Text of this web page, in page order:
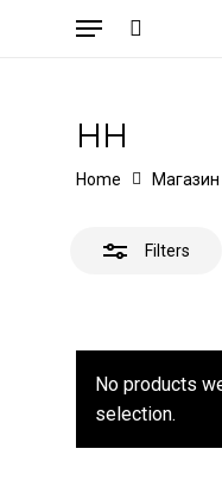
Menu
HH
Home Магазин
Filters
No products
selection.